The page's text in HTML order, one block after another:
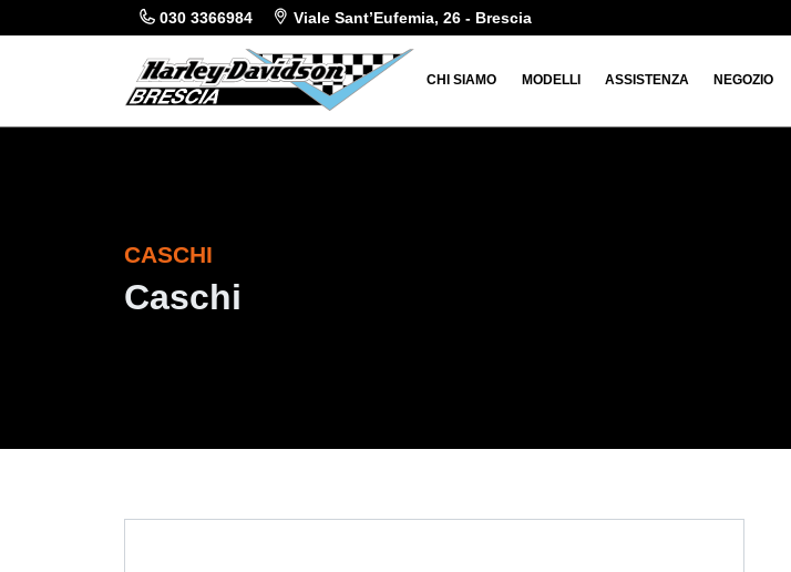
030 3366984 Viale Sant’Eufemia, 26 - Brescia
CHI SIAMO MODELLI ASSISTENZA NEGOZIO
CASCHI
Caschi